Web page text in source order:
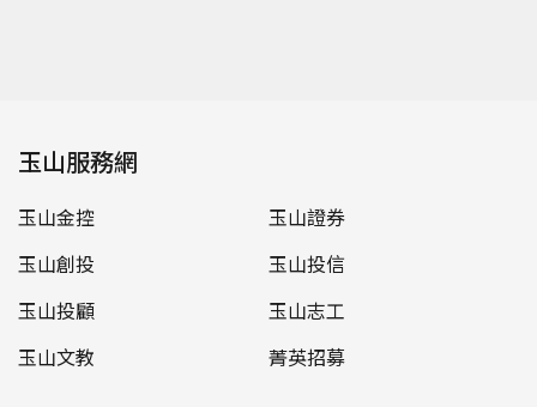
玉山服務網
玉山金控
玉山證券
玉山創投
玉山投信
玉山投顧
玉山志工
玉山文教
菁英招募